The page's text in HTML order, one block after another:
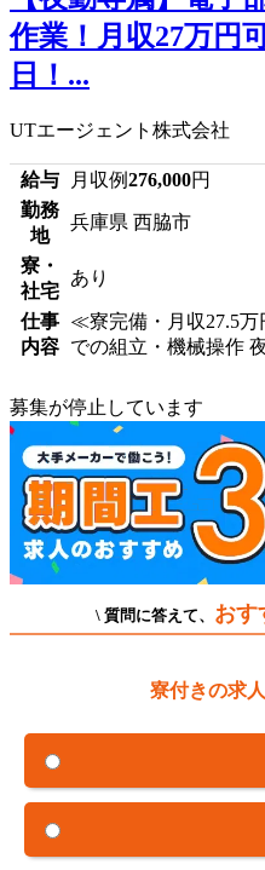
作業！月収27万円
日！...
UTエージェント株式会社
給与 月収例276,000円
勤務
地
兵庫県 西脇市
寮・
社宅
あり
仕事
内容
≪寮完備・月収27.5
での組立・機械操作
募集が停止しています
\ 質問に答えて、 おす
寮付きの求